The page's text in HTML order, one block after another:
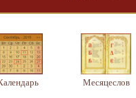
Месяцеслов